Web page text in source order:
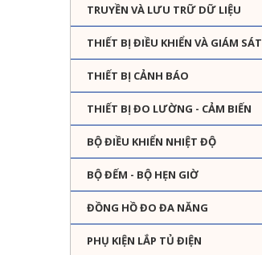
TRUYỀN VÀ LƯU TRỮ DỮ LIỆU
THIẾT BỊ ĐIỀU KHIỂN VÀ GIÁM SÁT
THIẾT BỊ CẢNH BÁO
THIẾT BỊ ĐO LƯỜNG - CẢM BIẾN
BỘ ĐIỀU KHIỂN NHIỆT ĐỘ
BỘ ĐẾM - BỘ HẸN GIỜ
ĐỒNG HỒ ĐO ĐA NĂNG
PHỤ KIỆN LẮP TỦ ĐIỆN